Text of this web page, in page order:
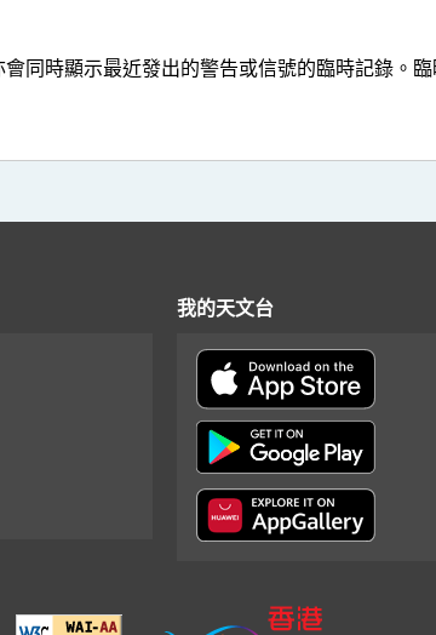
同時顯示最近發出的警告或信號的臨時記錄。
我的天文台